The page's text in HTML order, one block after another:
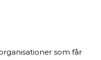
som får